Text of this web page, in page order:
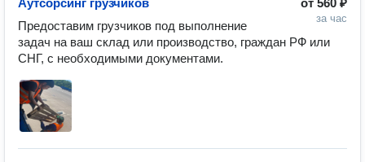
от 560 ₽
за час
Аутсорсинг грузчиков
Предоставим грузчиков под выполнение
задач на ваш склад или производство, граждан РФ или
СНГ, с необходимыми документами.